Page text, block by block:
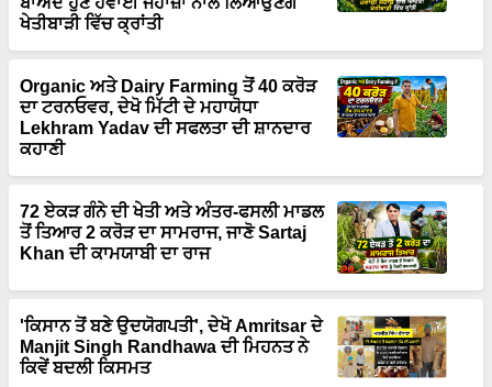
Organic ਅਤੇ Dairy Farming ਤੋਂ 40 ਕਰੋੜ
ਦਾ ਟਰਨਓਵਰ, ਦੇਖੋ ਮਿੱਟੀ ਦੇ ਮਹਾਯੋਧਾ
Lekhram Yadav ਦੀ ਸਫਲਤਾ ਦੀ ਸ਼ਾਨਦਾਰ
ਕਹਾਣੀ
72 ਏਕੜ ਗੰਨੇ ਦੀ ਖੇਤੀ ਅਤੇ ਅੰਤਰ-ਫਸਲੀ ਮਾਡਲ
ਤੋਂ ਤਿਆਰ 2 ਕਰੋੜ ਦਾ ਸਾਮਰਾਜ, ਜਾਣੋ Sartaj
Khan ਦੀ ਕਾਮਯਾਬੀ ਦਾ ਰਾਜ
'ਕਿਸਾਨ ਤੋਂ ਬਣੇ ਉਦਯੋਗਪਤੀ', ਦੇਖੋ Amritsar ਦੇ
Manjit Singh Randhawa ਦੀ ਮਿਹਨਤ ਨੇ
ਕਿਵੇਂ ਬਦਲੀ ਕਿਸਮਤ